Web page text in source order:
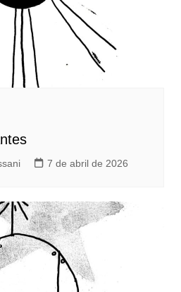
7 de abril de 2026